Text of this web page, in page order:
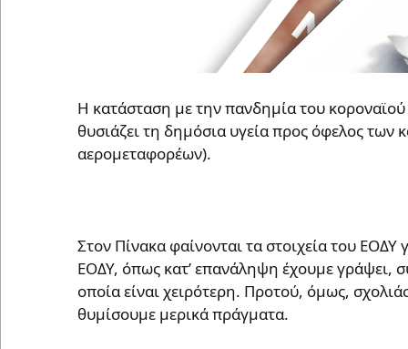
Η κατάσταση με την πανδημία του
θυσιάζει τη δημόσια υγεία προς όφελος των
αερομεταφορέων).
Στον Πίνακα φαίνονται τα στοιχεία του
ΕΟΔΥ, όπως κατ’ επανάληψη έχουμε γράψει,
οποία είναι χειρότερη. Προτού, όμως,
θυμίσουμε μερικά πράγματα.